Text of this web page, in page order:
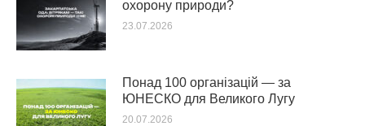
охорону природи?
23.07.2026
Понад 100 організацій — за
ЮНЕСКО для Великого Лугу
20.07.2026